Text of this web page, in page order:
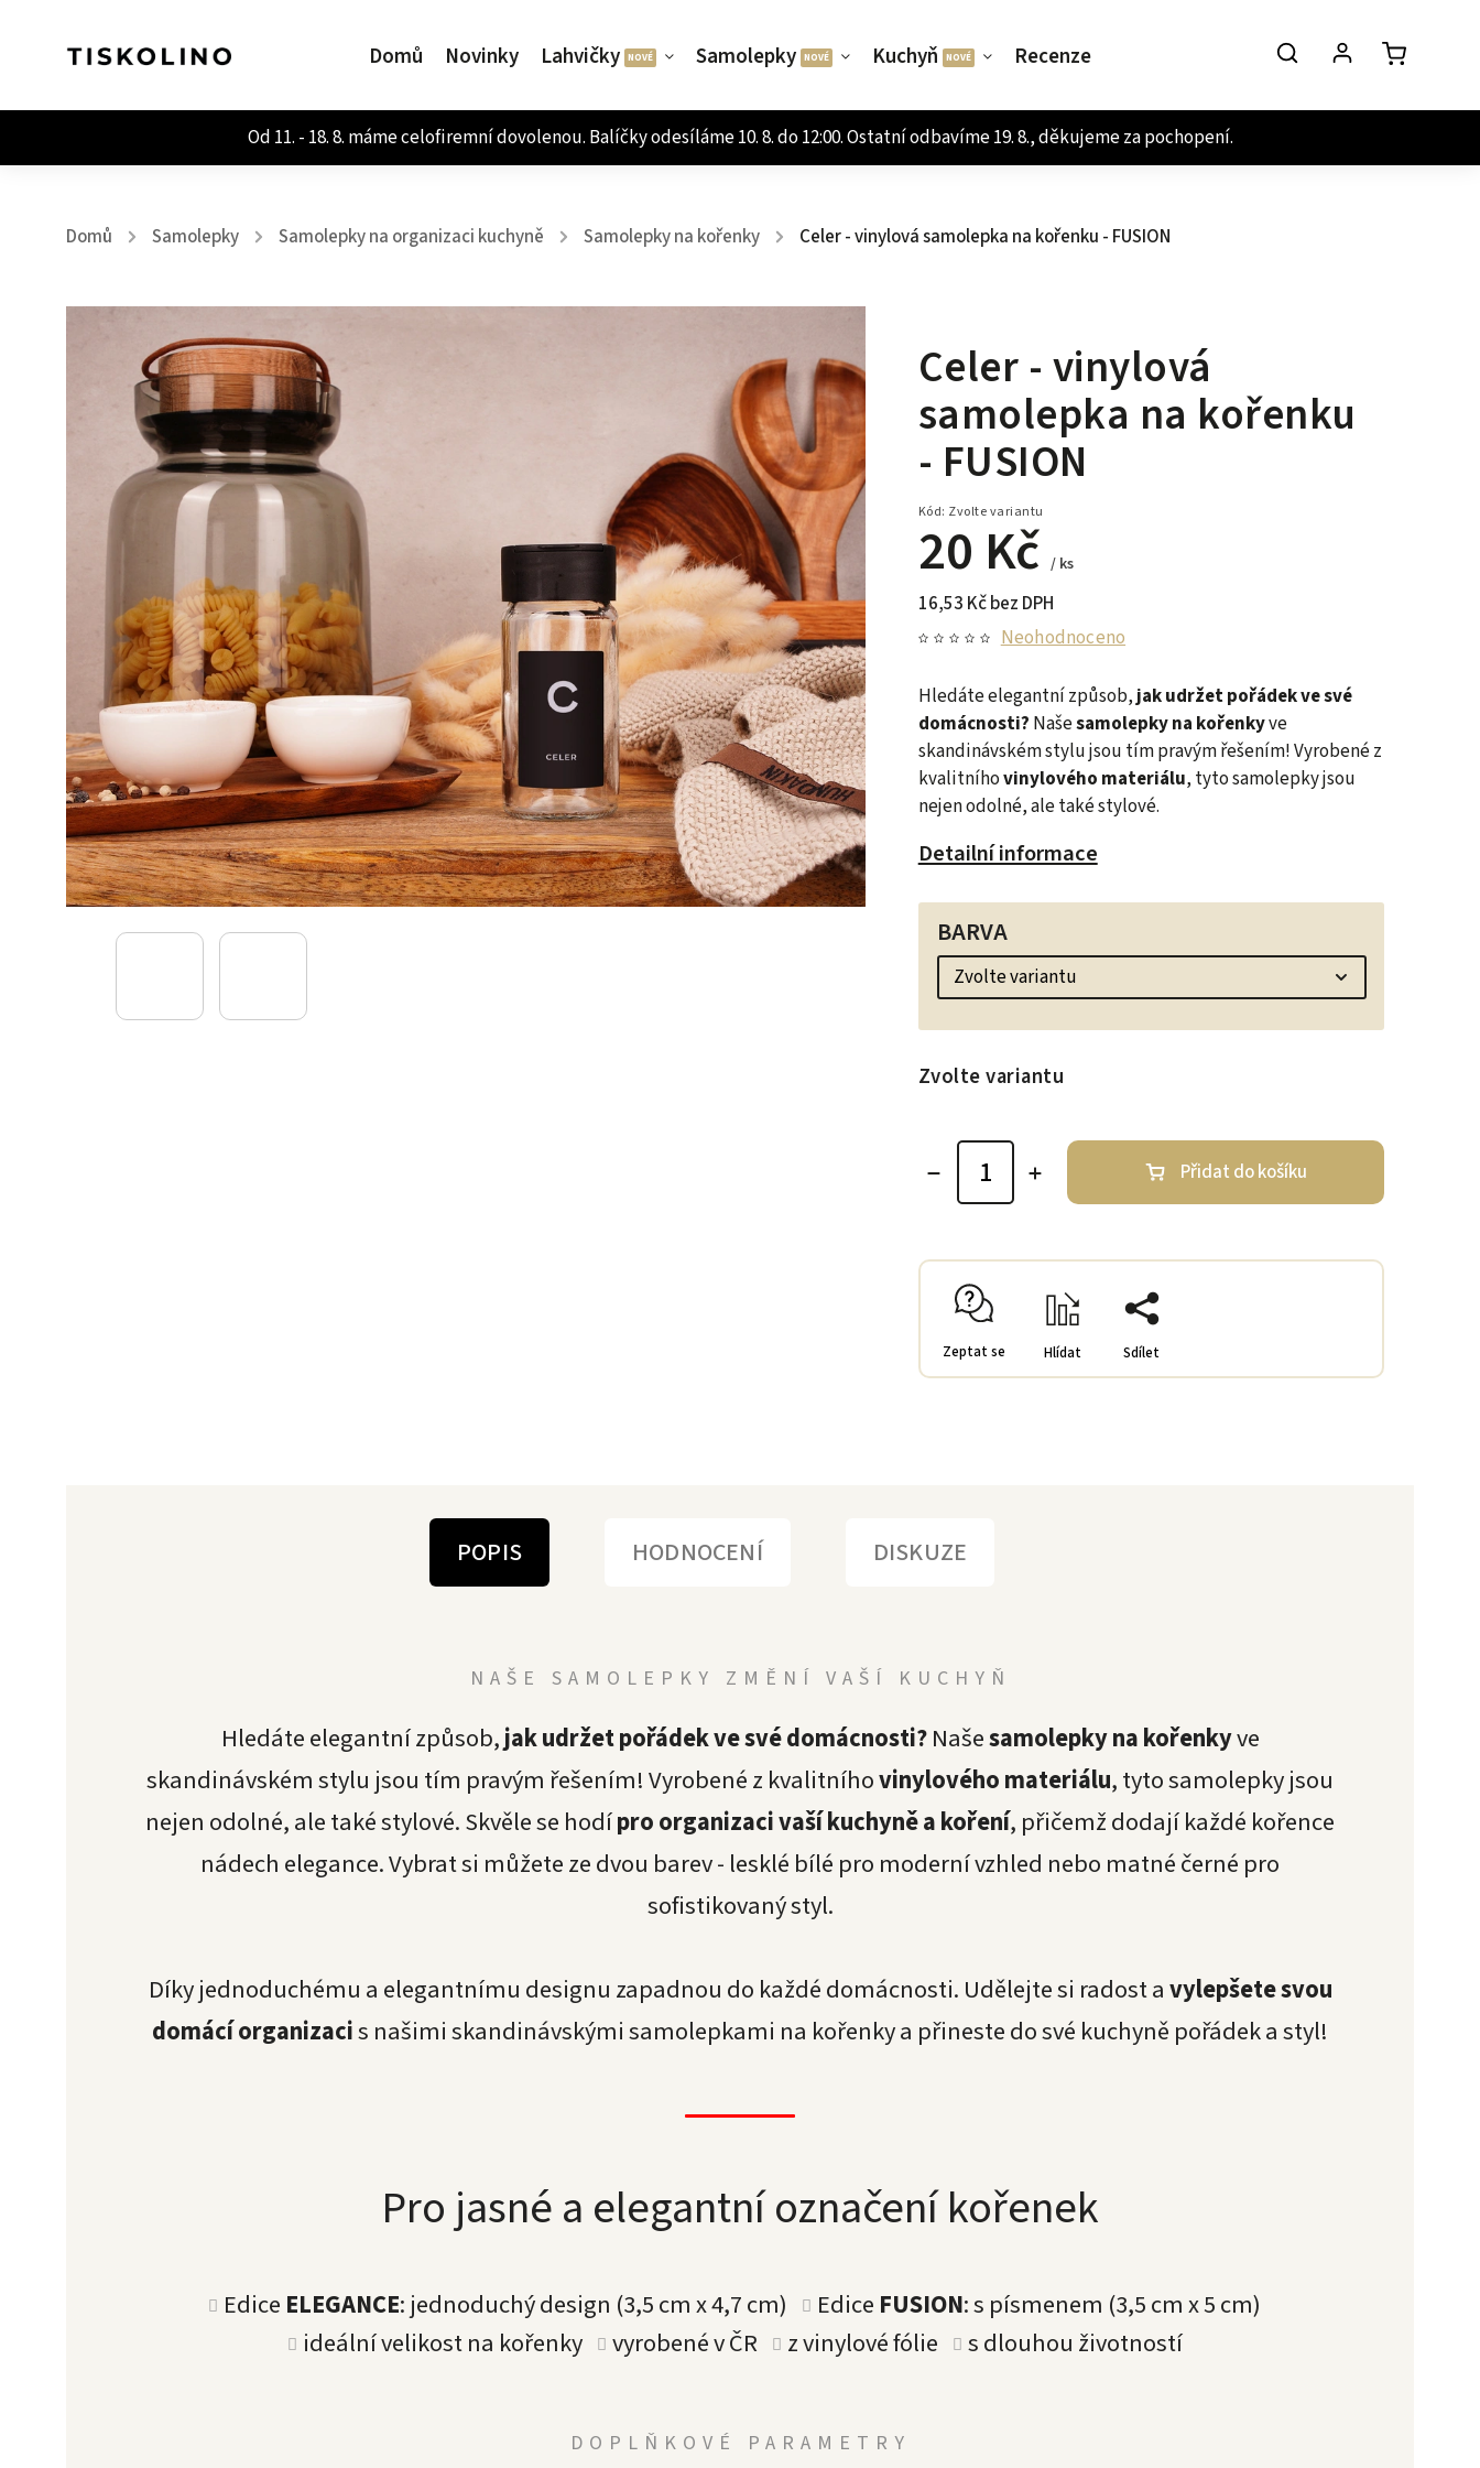
Domů Novinky Lahvičky Samolepky Kuchyň Recenze
Domů / Samolepky / Samolepky na organizaci kuchyně / Samolepky na kořenky / Celer - vinylová samolepka na kořenku - FUSION
Celer - vinylová
samolepka na kořenku
- FUSION
Kód: Zvolte variantu
20 Kč / ks
16,53 Kč bez DPH
Neohodnoceno
Hledáte elegantní způsob,jak udržet pořádek ve své
domácnosti? Našesamolepky na kořenkyve
skandinávském stylu jsou tím pravým řešením! Vyrobené z
kvalitníhovinylového materiálu, tyto samolepky jsou
nejen odolné, ale také stylové.
Detailní informace
BARVA
Zvolte variantu
Přidat do košíku
Zeptat se Hlídat Sdílet
POPIS HODNOCENÍ DISKUZE
NAŠE SAMOLEPKY ZMĚNÍ VAŠÍ KUCHYŇ
Hledáte elegantní způsob,jak udržet pořádek ve své domácnosti?Našesamolepky na kořenkyve
skandinávském stylu jsou tím pravým řešením! Vyrobené z kvalitníhovinylového materiálu, tyto samolepky jsou
nejen odolné, ale také stylové. Skvěle se hodípro organizaci vaší kuchyně a koření, přičemž dodají každé kořence
nádech elegance. Vybrat si můžete ze dvou barev - lesklé bílé pro moderní vzhled nebo matné černé pro
sofistikovaný styl.
Díky jednoduchému a elegantnímu designu zapadnou do každé domácnosti. Udělejte si radost avylepšete svou
domácí organizacis našimi skandinávskými samolepkami na kořenky a přineste do své kuchyně pořádek a styl!
Pro jasné a elegantní označení kořenek
Edice ELEGANCE: jednoduchý design (3,5 cm x 4,7 cm) Edice FUSION: s písmenem (3,5 cm x 5 cm)
ideální velikost na kořenky
vyrobené v ČR z vinylové fólie s dlouhou životností
DOPLŇKOVÉ PARAMETRY